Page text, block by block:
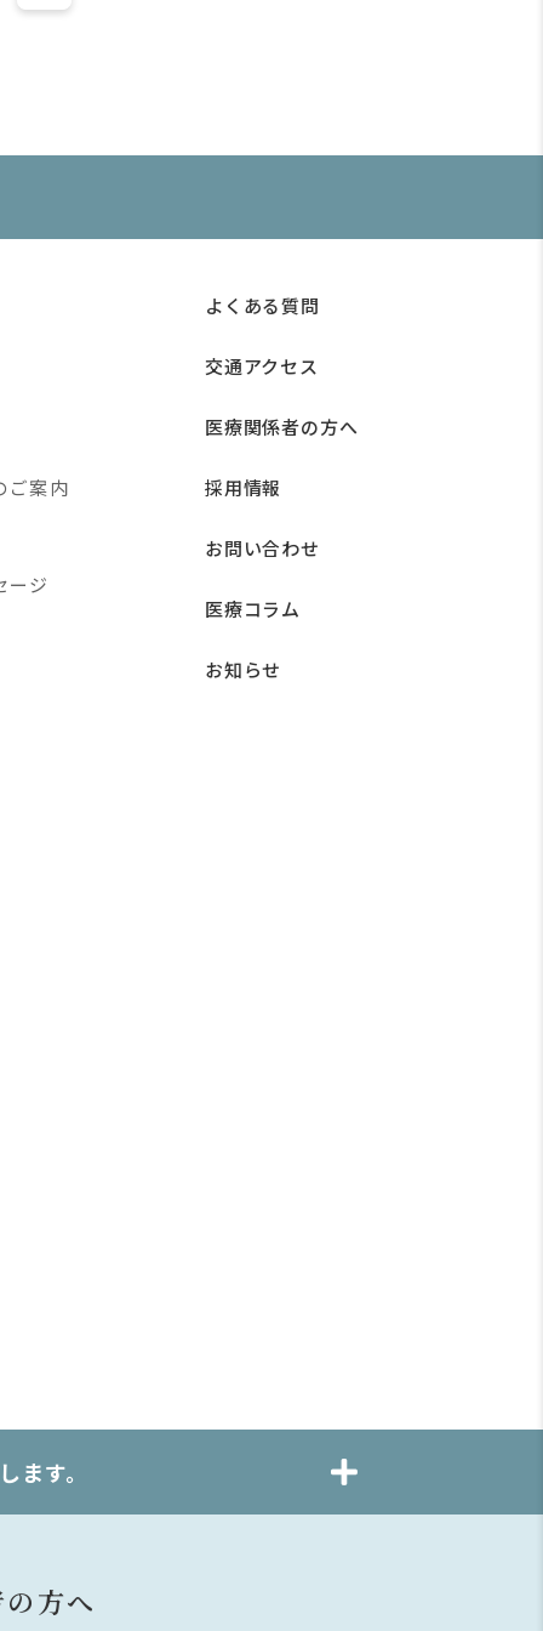
ご案内
ージ
よくある質問
交通アクセス
医療関係者の方へ
採用情報
お問い合わせ
医療コラム
お知らせ
す。
方へ